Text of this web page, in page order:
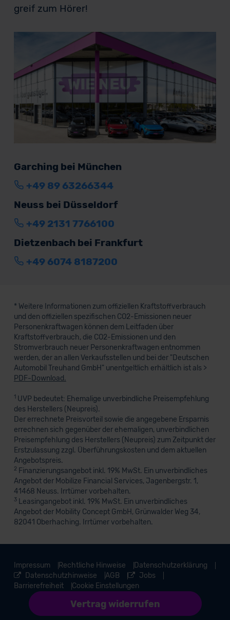
greif zum Hörer!
Garching bei München
+49 89 63266344
Neuss bei Düsseldorf
+49 2131 7766100
Dietzenbach bei Frankfurt
+49 6074 8187200
* Weitere Informationen zum offiziellen Kraftstoffverbrauch
und den offiziellen spezifischen CO2-Emissionen neuer
Personenkraftwagen können dem Leitfaden über
Kraftstoffverbrauch, die CO2-Emissionen und den
Stromverbrauch neuer Personenkraftwagen entnommen
werden, der an allen Verkaufsstellen und bei der "Deutschen
Automobil Treuhand GmbH" unentgeltlich erhältlich ist als >
PDF-Download.
1UVP bedeutet: Ehemalige unverbindliche Preisempfehlung
des Herstellers (Neupreis).
Der errechnete Preisvorteil sowie die angegebene Ersparnis
errechnen sich gegenüber der ehemaligen, unverbindlichen
Preisempfehlung des Herstellers (Neupreis) zum Zeitpunkt der
Erstzulassung zzgl. Überführungskosten und dem aktuellen
Angebotspreis.
2 Finanzierungsangebot inkl. 19% MwSt. Ein unverbindliches
Angebot der Mobilize Financial Services, Jagenbergstr. 1,
41468 Neuss. Irrtümer vorbehalten.
3Leasingangebot inkl. 19% MwSt. Ein unverbindliches
Angebot der Mobility Concept GmbH, Grünwalder Weg 34,
82041 Oberhaching. Irrtümer vorbehalten.
Impressum Rechtliche Hinweise
Datenschutzerklärung
Datenschutzhinweise
AGB
Jobs
Barrierefreiheit
Vertrag widerrufen
Cookie Einstellungen